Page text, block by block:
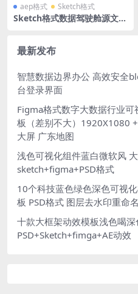
aep格式 Sketch格式
Sketch格式数据驾驶舱源文件
最新发布
智慧数据边界办公 高效安全
台登录界面
Figma格式数字大数据行业
板（差别不大）1920X1080
大屏 广东地图
浅色可视化组件蓝白微软风
sketch+figma+PSD格式
10个科技蓝色绿色深色可视
板 PSD格式 图层去水印重命
十款大框架动效模板浅色喝
PSD+Sketch+fimga+AE动效